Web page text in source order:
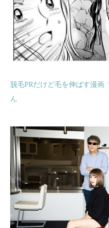
脱毛PRだけど毛を伸ばす漫画
ん